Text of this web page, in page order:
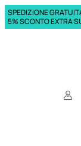
SPEDIZIONE
5% SCONTO EXTRA